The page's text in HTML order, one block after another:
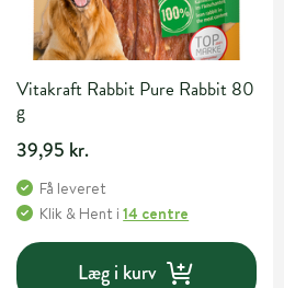
Vitakraft Rabbit Pure Rabbit 80
g
39,95 kr.
Få leveret
Klik & Hent i14 centre
Læg i kurv